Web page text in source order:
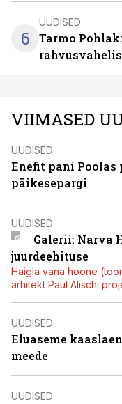
6
UUDISED
Tarmo
VIIMASED
UUDISED
Enefit pani Poolas
päikesepargi
UUDISED
Galerii: Narva
juurdeehituse
Haigla vana hoone
arhitekt Paul Alischi
UUDISED
Eluaseme
meede
UUDISED